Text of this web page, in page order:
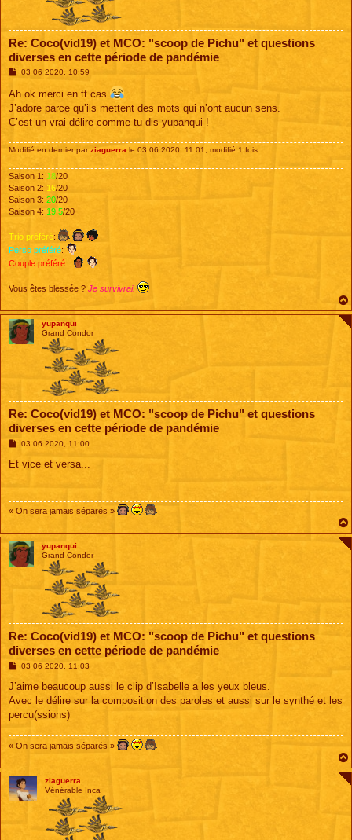
Re: Coco(vid19) et MCO: "scoop de Pichu" et questions
diverses en cette période de pandémie
M
s
s
a
g
e
03 06 2020, 10:59
Ah ok merci en tt cas
J’adore parce qu’ils mettent des mots qui n’ont aucun sens.
C’est un vrai délire comme tu dis yupanqui !
Modifié en dernier parziaguerra le 03 06 2020, 11:01, modifié 1 fois.
Saison 1: 18/20
Saison 2: 16/20
Saison 3: 20/20
Saison 4: 19,5/20
Trio préféré:
Perso préféré:
Couple préféré :
Vous êtes blessée ? Je survivrai.
yupanqui
Grand Condor
Re: Coco(vid19) et MCO: "scoop de Pichu" et questions
diverses en cette période de pandémie
M
s
03 06 2020, 11:00
Et vice et versa...
« On sera jamais séparés »
yupanqui
Grand Condor
Re: Coco(vid19) et MCO: "scoop de Pichu" et questions
diverses en cette période de pandémie
M
s
a
g
03 06 2020, 11:03
J’aime beaucoup aussi le clip d’Isabelle a les yeux bleus.
Avec le délire sur la composition des paroles et aussi sur le synthé et les
percu(ssions)
« On sera jamais séparés »
ziaguerra
Vénérable Inca